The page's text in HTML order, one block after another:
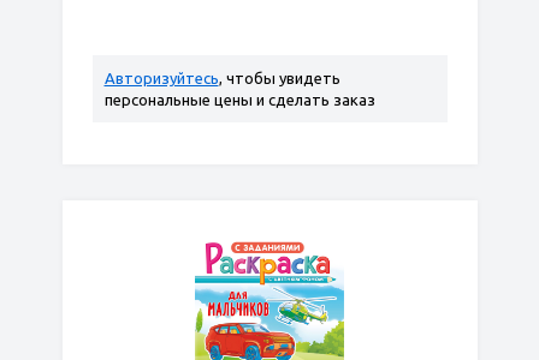
Авторизуйтесь, чтобы увидеть
персональные цены и сделать заказ